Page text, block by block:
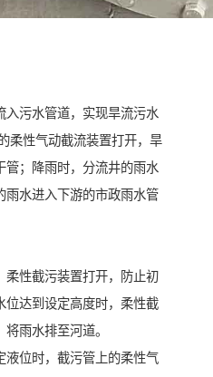
入污水管道，实现旱流污水
柔性气动截流装置打开，旱
管；降雨时，分流井的雨水
雨水进入下游的市政雨水管
柔性截污装置打开，防止初
位达到设定高度时，柔性截
雨水排至河道。
液位时，截污管上的柔性气